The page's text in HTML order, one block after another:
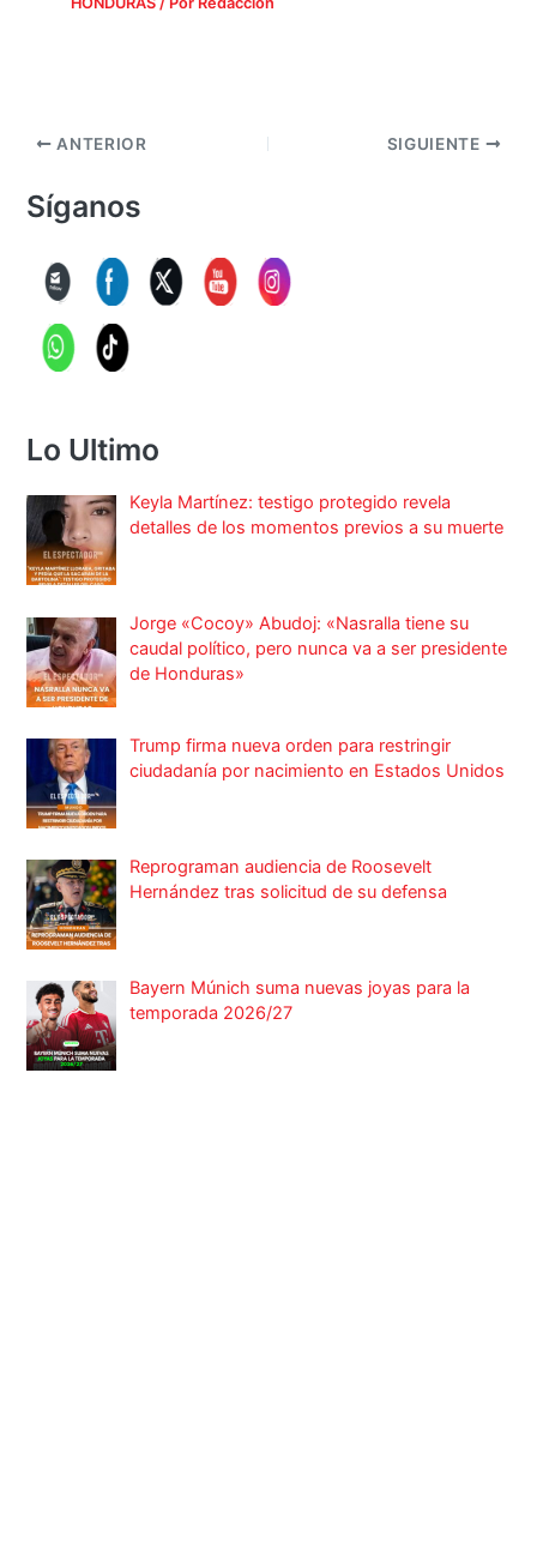
ANTERIOR SIGUIENTE
Síganos
Lo Ultimo
Keyla Martínez: testigo protegido revela
detalles de los momentos previos a su muerte
Jorge «Cocoy» Abudoj: «Nasralla tiene su
caudal político, pero nunca va a ser presidente
de Honduras»
Trump firma nueva orden para restringir
ciudadanía por nacimiento en Estados Unidos
Reprograman audiencia de Roosevelt
Hernández tras solicitud de su defensa
Bayern Múnich suma nuevas joyas para la
temporada 2026/27